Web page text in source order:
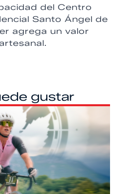
del Centro
Santo Ángel de
agrega un valor
gustar